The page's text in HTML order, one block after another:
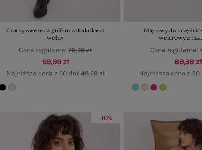
Czarny sweter z golfem z dodatkiem
wełny
69,99 zł
Najniższa cena z 30 dni:49,99 zł
Cena regularna:79,99 zł
Miętowy
welurowy z
89,99 zł
Najniższa cena z
Cena regularna:
-10%